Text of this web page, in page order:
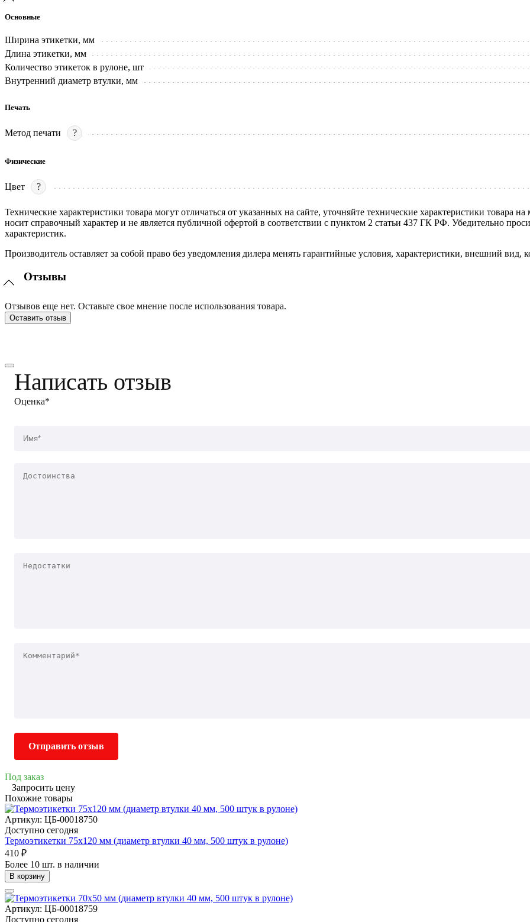
Основные
Ширина этикетки, мм
Длина этикетки, мм
Количество этикеток в рулоне, шт
Внутренний диаметр втулки, мм
Печать
Метод печати ?
Физические
Цвет ?
Технические характеристики товара могут отличаться от указанных на сайте, уточняйте технические характеристики
носит справочный характер и не является публичной офертой в соответствии с пунктом 2 статьи 437 ГК РФ. Убедительно
характеристик.
Производитель оставляет за собой право без уведомления дилера менять гарантийные условия, характеристики, внешний вид,
Отзывы
Отзывов еще нет. Оставьте свое мнение после использования товара.
Оставить отзыв
Написать отзыв
Оценка*
Отправить отзыв
Под заказ
Запросить цену
Похожие товары
Артикул: ЦБ-00018750
Доступно сегодня
Термоэтикетки 75х120 мм (диаметр втулки 40 мм, 500 штук в рулоне)
410 ₽
Более 10 шт. в наличии
В корзину
Артикул: ЦБ-00018759
Доступно сегодня